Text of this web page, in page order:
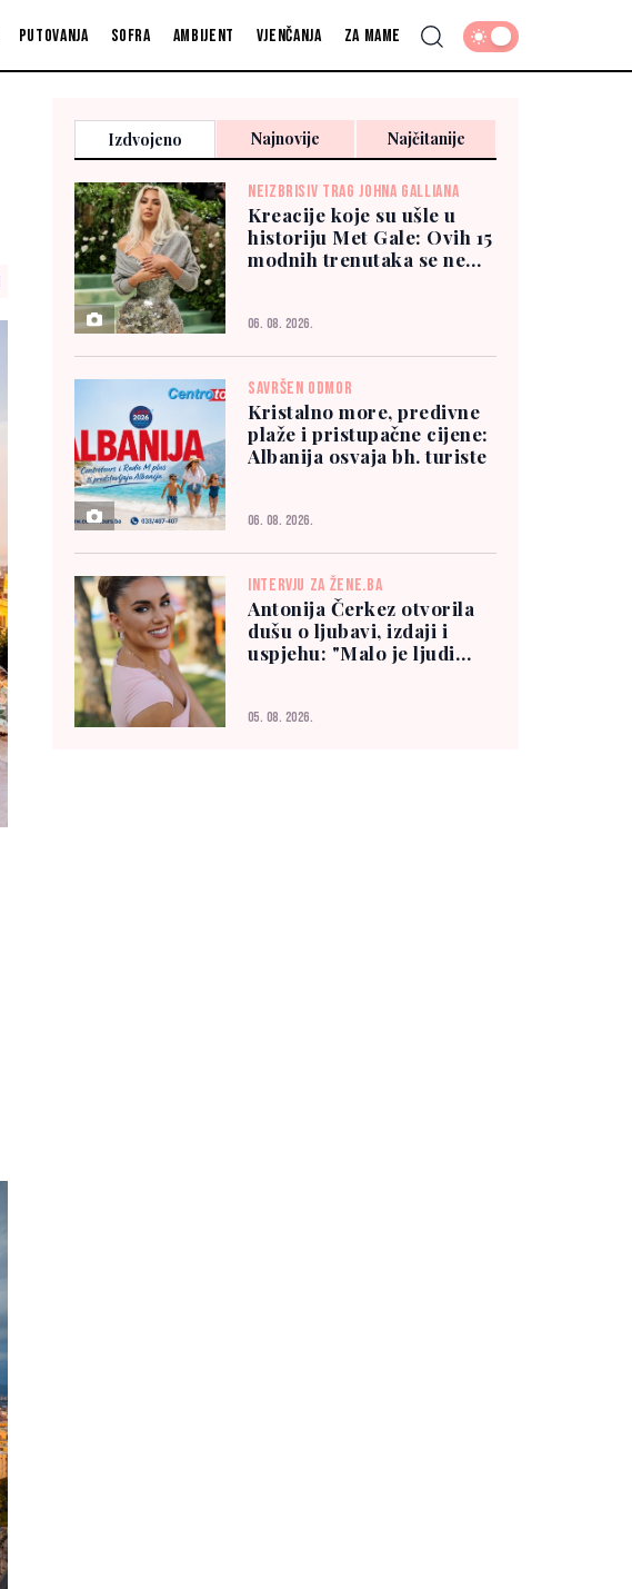
Putovanja Sofra Ambijent Vjenčanja Za mame
Izdvojeno Najnovije Najčitanije
NEIZBRISIV TRAG JOHNA GALLIANA
Kreacije koje su ušle u
historiju Met Gale: Ovih 15
modnih trenutaka se ne
06. 08. 2026.
SAVRŠEN ODMOR
Kristalno more, predivne
plaže i pristupačne cijene:
Albanija osvaja bh. turiste
06. 08. 2026.
INTERVJU ZA ŽENE.BA
Antonija Čerkez otvorila
dušu o ljubavi, izdaji i
uspjehu: "Malo je ljudi
05. 08. 2026.